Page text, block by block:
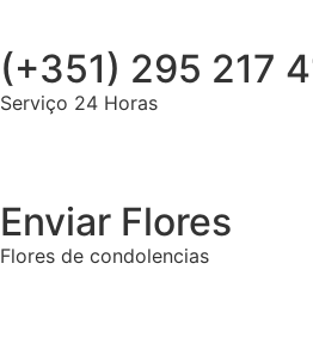
(+351) 295 217
Serviço 24 Horas
Enviar Flores
Flores de condolencias